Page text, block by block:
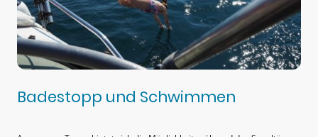
Badestopp und Schwimmen